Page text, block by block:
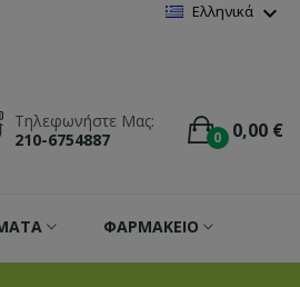
Ελληνικά expand_more
0 0,00 €
Τηλεφωνήστε Μας:
210-6754887
ΦΑΡΜΑΚΕΙΟ